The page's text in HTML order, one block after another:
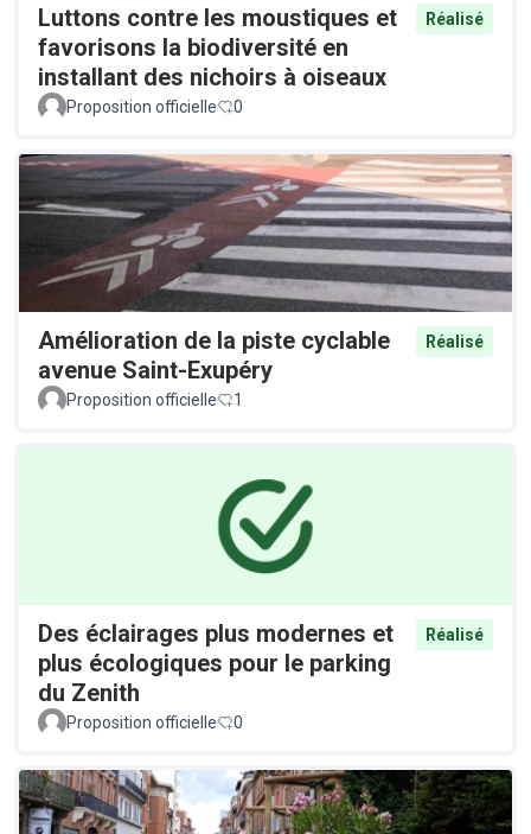
Luttons contre les moustiques et
favorisons la biodiversité en
installant des nichoirs à oiseaux
Réalisé
Proposition officielle 0
Amélioration de la piste cyclable
avenue Saint-Exupéry
Réalisé
Proposition officielle 1
Des éclairages plus modernes et
plus écologiques pour le parking
du Zenith
Réalisé
Proposition officielle 0